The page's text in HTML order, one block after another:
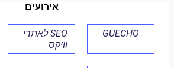
אירועים
GUECHO
SEO לאתרי
וויקס